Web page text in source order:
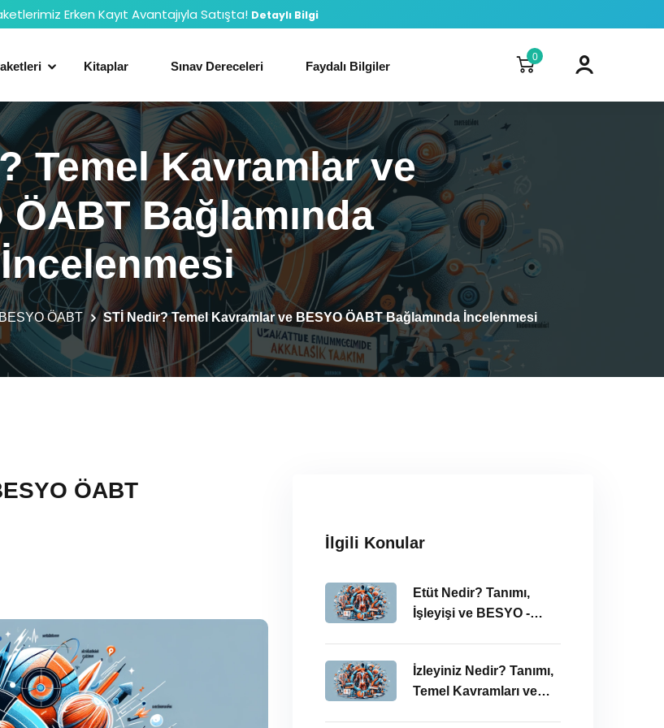
Erken Kayıt Avantajıyla Satışta! Detaylı Bilgi
Kitaplar Sınav Dereceleri Faydalı Bilgiler
0
Temel Kavramlar ve
ÖABT Bağlamında
İncelenmesi
ÖABT STİ Nedir? Temel Kavramlar ve BESYO ÖABT Bağlamında İncelenmesi
ÖABT
İlgili Konular
Etüt Nedir? Tanımı,
İşleyişi ve BESYO -
İzleyiniz Nedir? Tanımı,
Temel Kavramları ve